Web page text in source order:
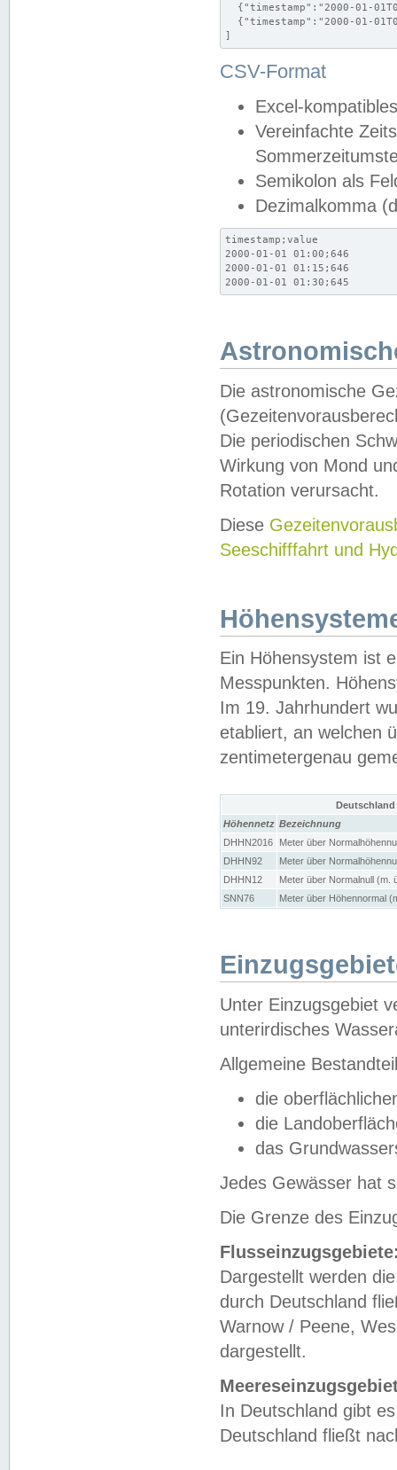
{"timestamp":"2000-01-
{"timestamp":"2000-01-
]
CSV-Format
Excel-
Vereinfachte
Semikolon als
Dezimalkomma
timestamp;value
2000-01-01 01:00;646
2000-01-01 01:15;646
2000-01-01 01:30;645
Die astronomische
Die periodischen
Wirkung von Mond
Rotation verursacht.
Diese
Seeschifffahrt und
Ein Höhensystem ist
Messpunkten.
Im 19. Jahrhundert
etabliert, an welchen
zentimetergenau
Höhennetz Bezeichnung
DHHN2016
Meter über
DHHN92
Meter über
DHHN12
Meter über Normalnull (m.
SNN76
Meter über Höhennormal
Unter Einzugsgebiet
unterirdisches
Allgemeine
die
die
das
Jedes Gewässer hat
Die Grenze des
Dargestellt werden
durch Deutschland
Warnow / Peene,
dargestellt.
In Deutschland gibt
Deutschland fließt